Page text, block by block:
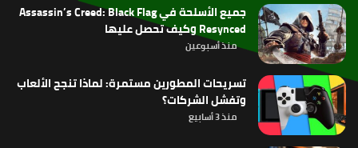
جميع الأسلحة في Assassin’s Creed: Black Flag
Resynced وكيف تحصل عليها
منذ أسبوعين
تسريحات المطورين مستمرة: لماذا تنجح الألعاب
وتفشل الشركات؟
منذ 3 أسابيع